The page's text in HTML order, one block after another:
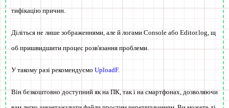
тифікацію причин.
Діліться не лише зображеннями, але й логами Console або Editor.log, щ
об пришвидшити процес розв'язання проблеми.
У такому разі рекомендуємо UploadF.
Він безкоштовно доступний як на ПК, так і на смартфонах, дозволяючи